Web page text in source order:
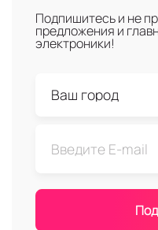
Подпишитесь и не
предложения и
электроники!